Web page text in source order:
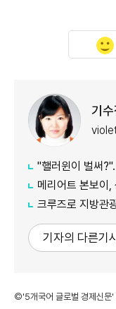
기
"핼러윈이 벌써
메리어트 본보이, 상
크루즈로 지방관
기자의 다른기
©'5개국어 글로벌 경제신문'